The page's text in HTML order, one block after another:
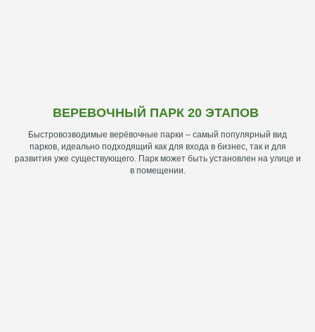
ВЕРЕВОЧНЫЙ ПАРК 20 ЭТАПОВ
Быстровозводимые верёвочные парки – самый популярный вид
парков, идеально подходящий как для входа в бизнес, так и для
развития уже существующего. Парк может быть установлен на улице и
в помещении.